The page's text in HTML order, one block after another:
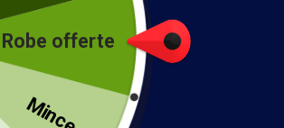
Robe offerte